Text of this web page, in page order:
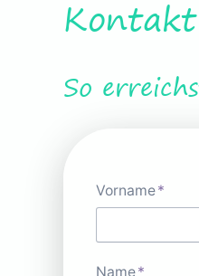
Kontakt
So
Pflichtfeld
Vorname*
Pflichtfeld
Name*